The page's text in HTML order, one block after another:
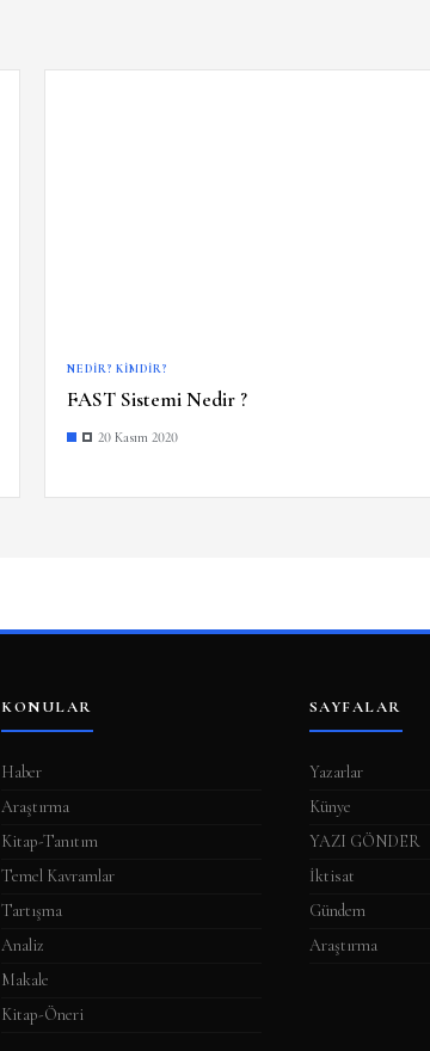
NEDIR? KIMDIR?
FAST Sistemi Nedir ?
20 Kasım 2020
KONULAR
Haber
Araştırma
Kitap-Tanıtım
Temel Kavramlar
Tartışma
Analiz
Makale
Kitap-Öneri
SAYFALAR
Yazarlar
Künye
YAZI GÖNDER
İktisat
Gündem
Araştırma